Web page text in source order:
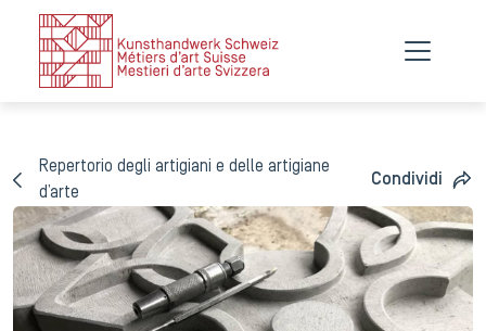
Repertorio degli artigiani e delle artigiane
d’arte
Condividi